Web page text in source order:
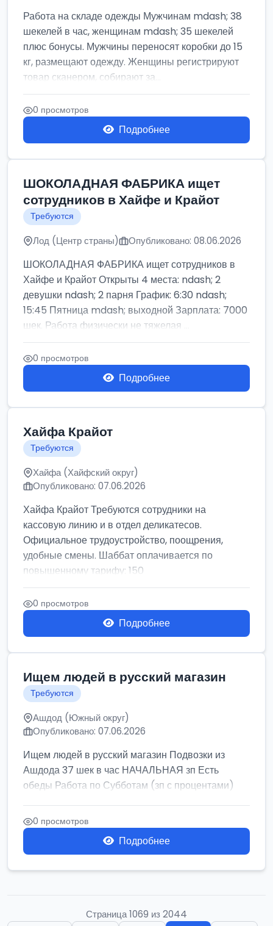
Работа на складе одежды Мужчинам mdash; 38
шекелей в час, женщинам mdash; 35 шекелей
плюс бонусы. Мужчины переносят коробки до 15
кг, размещают одежду. Женщины регистрируют
товар сканером, собирают за...
0 просмотров
Подробнее
ШОКОЛАДНАЯ ФАБРИКА ищет
сотрудников в Хайфе и Крайот
Требуются
Лод (Центр страны) Опубликовано: 08.06.2026
ШОКОЛАДНАЯ ФАБРИКА ищет сотрудников в
Хайфе и Крайот Открыты 4 места: ndash; 2
девушки ndash; 2 парня График: 6:30 ndash;
15:45 Пятница mdash; выходной Зарплата: 7000
шек. Работа физически не тяжелая ...
0 просмотров
Подробнее
Хайфа Крайот
Требуются
Хайфа (Хайфский округ)
Опубликовано: 07.06.2026
Хайфа Крайот Требуются сотрудники на
кассовую линию и в отдел деликатесов.
Официальное трудоустройство, поощрения,
удобные смены. Шаббат оплачивается по
повышенному тарифу: 150
0 просмотров
Подробнее
Ищем людей в русский магазин
Требуются
Ашдод (Южный округ)
Опубликовано: 07.06.2026
Ищем людей в русский магазин Подвозки из
Ашдода 37 шек в час НАЧАЛЬНАЯ зп Есть
обеды Работа по Субботам (зп с процентами)
0 просмотров
Подробнее
Страница 1069 из 2044